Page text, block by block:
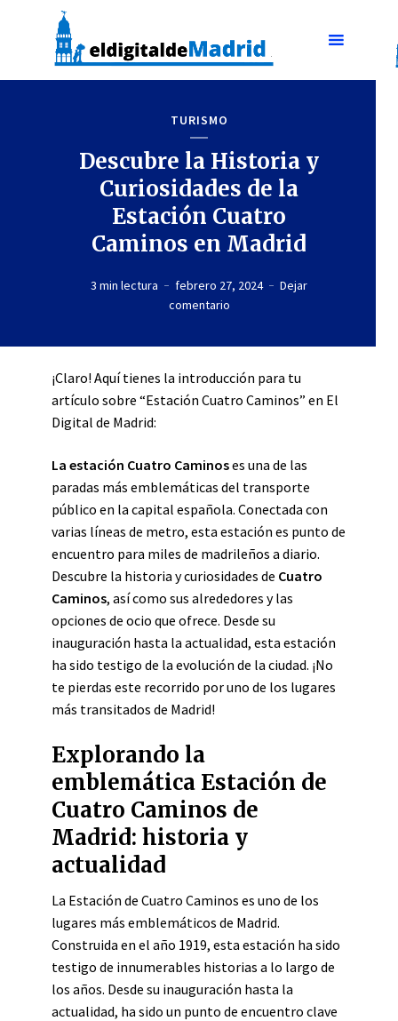
TURISMO
Descubre la Historia y
Curiosidades de la
Estación Cuatro
Caminos en Madrid
3 min lectura febrero 27, 2024
Dejar
comentario
¡Claro! Aquí tienes la introducción para tu
artículo sobre “Estación Cuatro Caminos” en El
Digital de Madrid:
La estación Cuatro Caminoses una de las
paradas más emblemáticas del transporte
público en la capital española. Conectada con
varias líneas de metro, esta estación es punto de
encuentro para miles de madrileños a diario.
Descubre la historia y curiosidades de Cuatro
Caminos, así como sus alrededores y las
opciones de ocio que ofrece. Desde su
inauguración hasta la actualidad, esta estación
ha sido testigo de la evolución de la ciudad. ¡No
te pierdas este recorrido por uno de los lugares
más transitados de Madrid!
Explorando la
emblemática Estación de
Cuatro Caminos de
Madrid: historia y
actualidad
La Estación de Cuatro Caminos es uno de los
lugares más emblemáticos de Madrid.
Construida en el año 1919, esta estación ha sido
testigo de innumerables historias a lo largo de
los años. Desde su inauguración hasta la
actualidad, ha sido un punto de encuentro clave